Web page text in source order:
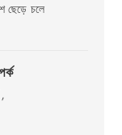
ছেড়ে চলে